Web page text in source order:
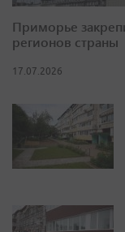
Приморье
регионов страны
17.07.2026